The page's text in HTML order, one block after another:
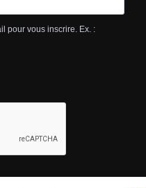
pour vous inscrire. Ex. :